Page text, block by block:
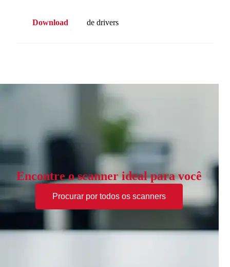
Download de drivers
Encontre o scanner ideal para você
Procurar por todos os scanners